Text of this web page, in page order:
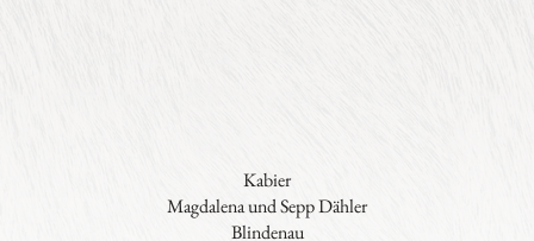
Kabier
Magdalena und Sepp Dähler
Blindenau